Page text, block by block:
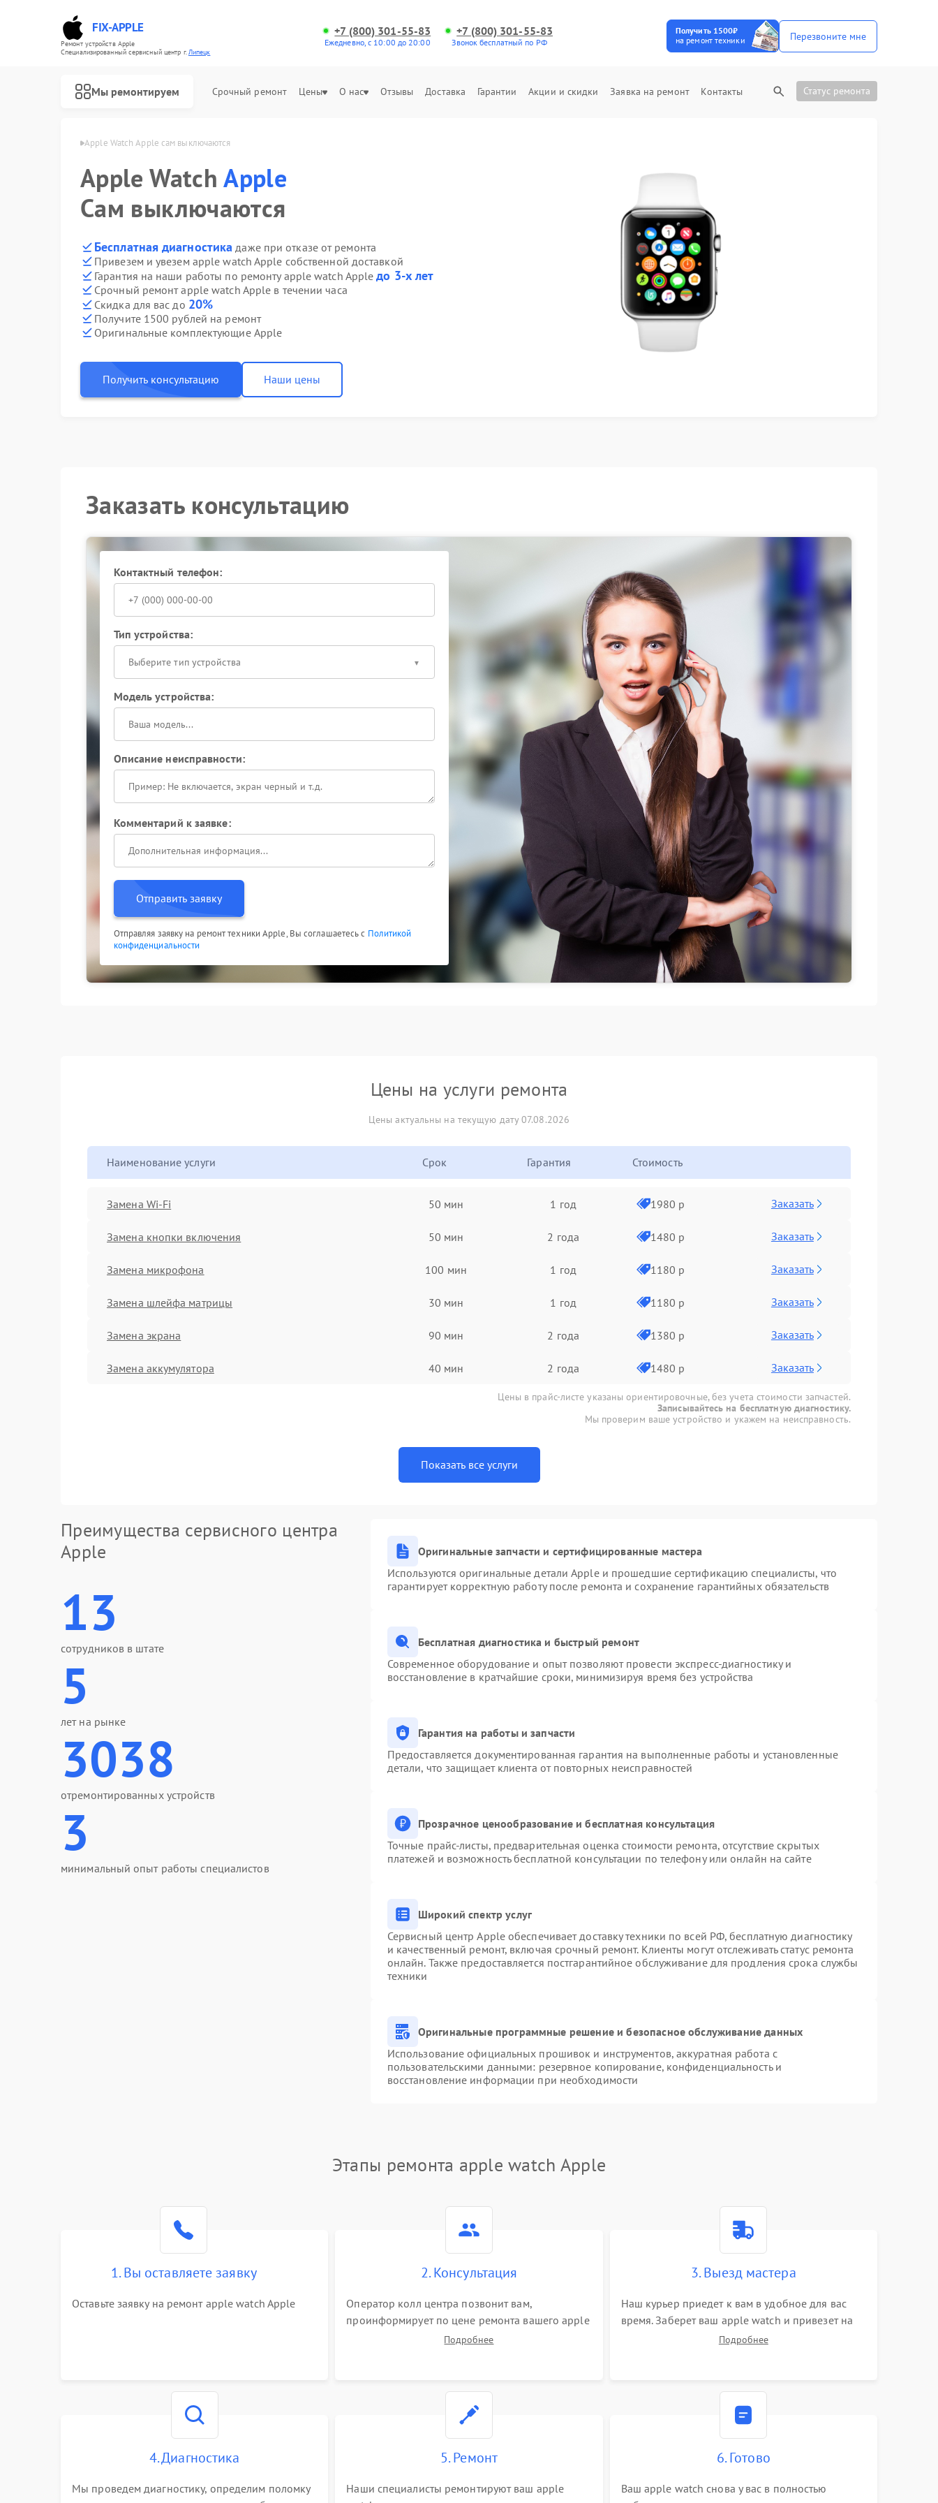
FIX-APPLE
Ремонт устройств Apple
Специализированный cервисный центр г.Липецк
+7 (800) 301-55-83
Ежедневно, с 10:00 до 20:00
+7 (800) 301-55-83
Звонок бесплатный по РФ
Получить 1500₽
на ремонт техники
Перезвоните мне
Мы ремонтируем Срочный ремонт Цены О нас Отзывы Доставка Гарантии Акции и скидки Заявка на ремонт Контакты Статус ремонта
Apple в Липецке Apple Watch Apple сам выключаются
Apple WatchApple
Сам выключаются
Бесплатная диагностика даже при отказе от ремонта
Привезем и увезем apple watch Apple собственной доставкой
Гарантия на наши работы по ремонту apple watch Appleдо 3-х лет
Срочный ремонт apple watch Apple в течении часа
Скидка для вас до 20%
Получите 1500 рублей на ремонт
Оригинальные комплектующие Apple
Получить консультацию Наши цены
Заказать консультацию
Контактный телефон:
Тип устройства:
Выберите тип устройства
Модель устройства:
Описание неисправности:
Комментарий к заявке:
Отправить заявку
Отправляя заявку на ремонт техники Apple, Вы соглашаетесь с Политикой
конфиденциальности
Цены на услуги ремонта
Цены актуальны на текущую дату 07.08.2026
Наименование услуги Срок Гарантия Стоимость
Замена Wi-Fi 50 мин 1 год 1980 р Заказать
Замена кнопки включения 50 мин 2 года 1480 р Заказать
Замена микрофона 100 мин 1 год 1180 р Заказать
Замена шлейфа матрицы 30 мин 1 год 1180 р Заказать
Замена экрана 90 мин 2 года 1380 р Заказать
Замена аккумулятора 40 мин 2 года 1480 р Заказать
Цены в прайс-листе указаны ориентировочные, без учета стоимости запчастей.
Записывайтесь на бесплатную диагностику.
Мы проверим ваше устройство и укажем на неисправность.
Показать все услуги
Преимущества сервисного центра
Apple
13
сотрудников в штате
5
лет на рынке
3038
отремонтированных устройств
3
минимальный опыт работы специалистов
Оригинальные запчасти и сертифицированные мастера
Используются оригинальные детали Apple и прошедшие сертификацию специалисты, что
гарантирует корректную работу после ремонта и сохранение гарантийных обязательств
Бесплатная диагностика и быстрый ремонт
Современное оборудование и опыт позволяют провести экспресс-диагностику и
восстановление в кратчайшие сроки, минимизируя время без устройства
Гарантия на работы и запчасти
Предоставляется документированная гарантия на выполненные работы и установленные
детали, что защищает клиента от повторных неисправностей
Прозрачное ценообразование и бесплатная консультация
Точные прайс-листы, предварительная оценка стоимости ремонта, отсутствие скрытых
платежей и возможность бесплатной консультации по телефону или онлайн на сайте
Широкий спектр услуг
Сервисный центр Apple обеспечивает доставку техники по всей РФ, бесплатную диагностику
и качественный ремонт, включая срочный ремонт. Клиенты могут отслеживать статус ремонта
онлайн. Также предоставляется постгарантийное обслуживание для продления срока службы
техники
Оригинальные программные решение и безопасное обслуживание данных
Использование официальных прошивок и инструментов, аккуратная работа с
пользовательскими данными: резервное копирование, конфиденциальность и
восстановление информации при необходимости
Этапы ремонта apple watch Apple
1. Вы оставляете заявку
Оставьте заявку на ремонт apple watch Apple
2. Консультация
Оператор колл центра позвонит вам,
проинформирует по цене ремонта вашего apple
watch а также ответит на все ваши вопросы.
Подробнее
3. Выезд мастера
Наш курьер приедет к вам в удобное для вас
время. Заберет ваш apple watch и привезет на
склад для диагностики.Подробнее
4. Диагностика
Мы проведем диагностику, определим поломку
5. Ремонт
Наши специалисты ремонтируют ваш apple
6. Готово
Ваш apple watch снова у вас в полностью